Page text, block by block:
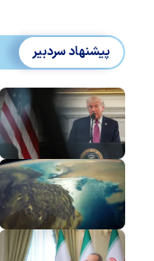
پیشنهاد سردبیر